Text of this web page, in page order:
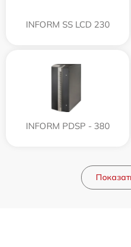
INFORM SS LCD 230
INFORM PDSP - 380